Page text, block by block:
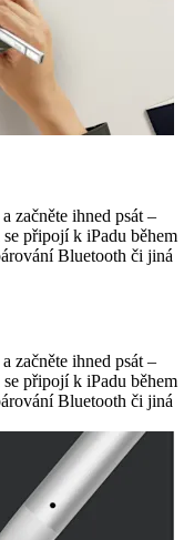
začněte ihned psát –
připojí k iPadu během
Bluetooth či jiná
začněte ihned psát –
připojí k iPadu během
Bluetooth či jiná